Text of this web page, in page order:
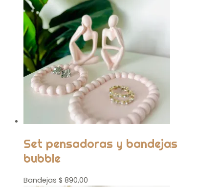
Set pensadoras y bandejas
bubble
Bandejas $ 890,00